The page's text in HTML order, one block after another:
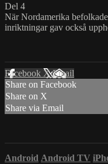
Del 4
När Nordamerika
inriktningar gav också
Facebook XEmail
Share on Facebook
Share on X
Share via Email
Android Android TV